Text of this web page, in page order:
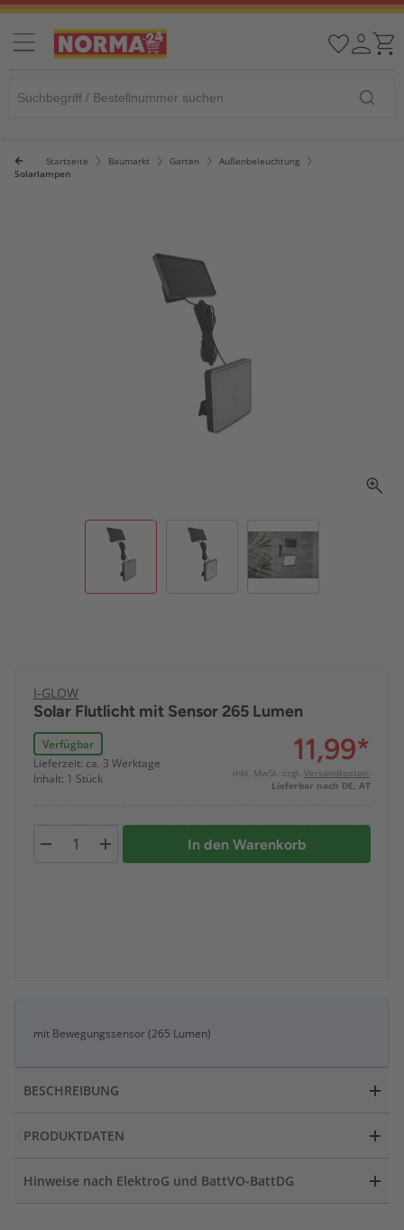
Startseite Baumarkt Garten
Außenbeleuchtung
Solarlampen
I-GLOW
Solar Flutlicht mit Sensor 265 Lumen
Verfügbar
Lieferzeit: ca. 3 Werktage
Inhalt: 1 Stück
11,99*
inkl. MwSt. zzgl. Versandkosten:
Lieferbar nach DE, AT
In den Warenkorb
mit Bewegungssensor (265 Lumen)
BESCHREIBUNG
PRODUKTDATEN
Hinweise nach ElektroG und BattVO-BattDG